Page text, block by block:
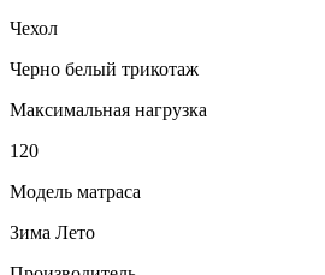
Чехол
Черно белый трикотаж
Максимальная нагрузка
120
Модель матраса
Зима Лето